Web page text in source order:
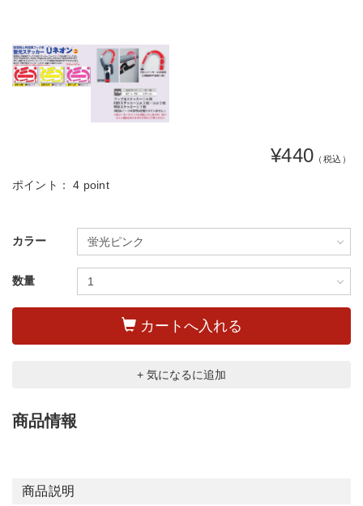
¥440 （税込）
ポイント：4 point
カラー
数量
カートへ入れる
+ 気になるに追加
商品情報
商品説明